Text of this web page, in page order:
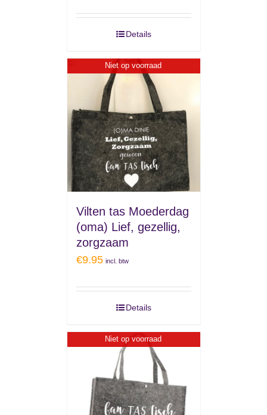
Details
Niet op voorraad
Vilten tas Moederdag
(oma) Lief, gezellig,
zorgzaam
€9.95 incl. btw
Details
Niet op voorraad